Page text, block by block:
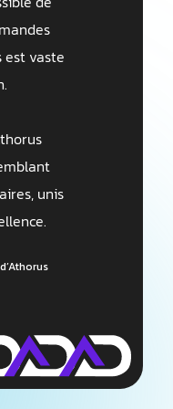
vaste
unis